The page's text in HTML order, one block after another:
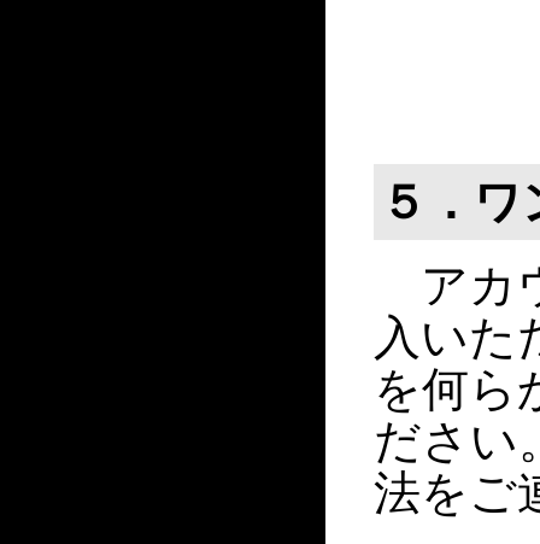
５．
アカ
入いた
を何ら
ださい
法をご